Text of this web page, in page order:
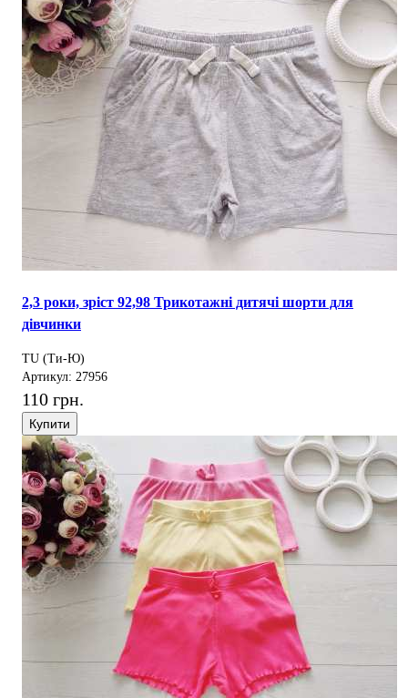
2,3 роки, зріст 92,98 Трикотажні дитячі шорти для
дівчинки
TU (Ти-Ю)
Артикул: 27956
110 грн.
Купити